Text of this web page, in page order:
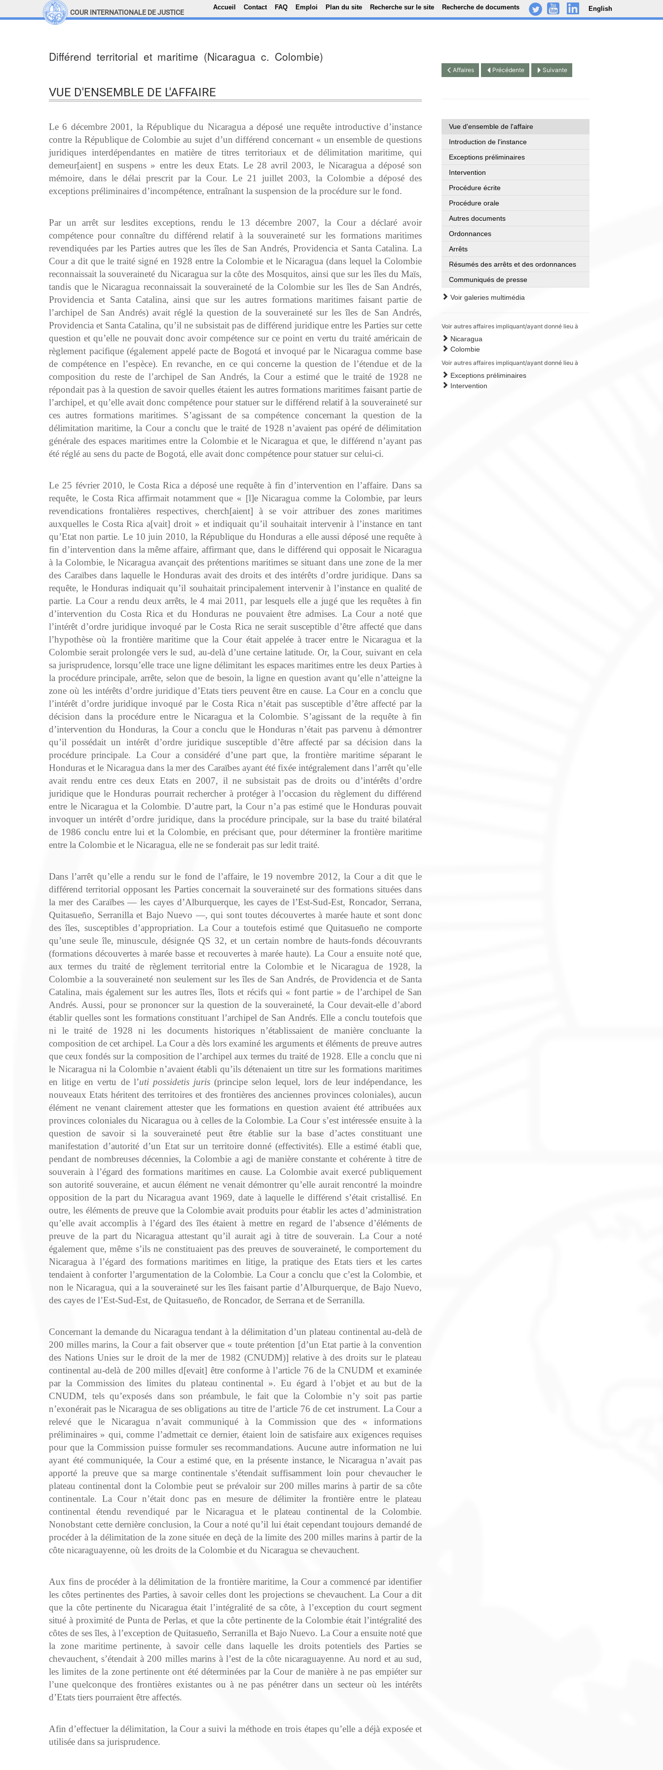
Aller au contenu principal
Top Menu
Accueil Contact FAQ Emploi Plan du site Recherche sur le site Recherche de documents
. - .. English
COUR INTERNATIONALE DE JUSTICE
Différend territorial et maritime (Nicaragua c. Colombie)
VUE D'ENSEMBLE DE L'AFFAIRE
Le 6 décembre 2001, la République du Nicaragua a déposé une requête introductive d’instance
contre la République de Colombie au sujet d’un différend concernant « un ensemble de questions
juridiques interdépendantes en matière de titres territoriaux et de délimitation maritime, qui
demeur[aient] en suspens » entre les deux Etats. Le 28 avril 2003, le Nicaragua a déposé son
mémoire, dans le délai prescrit par la Cour. Le 21 juillet 2003, la Colombie a déposé des
exceptions préliminaires d’incompétence, entraînant la suspension de la procédure sur le fond.
Par un arrêt sur lesdites exceptions, rendu le 13 décembre 2007, la Cour a déclaré avoir
compétence pour connaître du différend relatif à la souveraineté sur les formations maritimes
revendiquées par les Parties autres que les îles de San Andrés, Providencia et Santa Catalina. La
Cour a dit que le traité signé en 1928 entre la Colombie et le Nicaragua (dans lequel la Colombie
reconnaissait la souveraineté du Nicaragua sur la côte des Mosquitos, ainsi que sur les îles du Maïs,
tandis que le Nicaragua reconnaissait la souveraineté de la Colombie sur les îles de San Andrés,
Providencia et Santa Catalina, ainsi que sur les autres formations maritimes faisant partie de
l’archipel de San Andrés) avait réglé la question de la souveraineté sur les îles de San Andrés,
Providencia et Santa Catalina, qu’il ne subsistait pas de différend juridique entre les Parties sur cette
question et qu’elle ne pouvait donc avoir compétence sur ce point en vertu du traité américain de
règlement pacifique (également appelé pacte de Bogotá et invoqué par le Nicaragua comme base
de compétence en l’espèce). En revanche, en ce qui concerne la question de l’étendue et de la
composition du reste de l’archipel de San Andrés, la Cour a estimé que le traité de 1928 ne
répondait pas à la question de savoir quelles étaient les autres formations maritimes faisant partie de
l’archipel, et qu’elle avait donc compétence pour statuer sur le différend relatif à la souveraineté sur
ces autres formations maritimes. S’agissant de sa compétence concernant la question de la
délimitation maritime, la Cour a conclu que le traité de 1928 n’avaient pas opéré de délimitation
générale des espaces maritimes entre la Colombie et le Nicaragua et que, le différend n’ayant pas
été réglé au sens du pacte de Bogotá, elle avait donc compétence pour statuer sur celui‑ci.
Le 25 février 2010, le Costa Rica a déposé une requête à fin d’intervention en l’affaire. Dans sa
requête, le Costa Rica affirmait notamment que « [l]e Nicaragua comme la Colombie, par leurs
revendications frontalières respectives, cherch[aient] à se voir attribuer des zones maritimes
auxquelles le Costa Rica a[vait] droit » et indiquait qu’il souhaitait intervenir à l’instance en tant
qu’Etat non partie. Le 10 juin 2010, la République du Honduras a elle aussi déposé une requête à
fin d’intervention dans la même affaire, affirmant que, dans le différend qui opposait le Nicaragua
à la Colombie, le Nicaragua avançait des prétentions maritimes se situant dans une zone de la mer
des Caraïbes dans laquelle le Honduras avait des droits et des intérêts d’ordre juridique. Dans sa
requête, le Honduras indiquait qu’il souhaitait principalement intervenir à l’instance en qualité de
partie. La Cour a rendu deux arrêts, le 4 mai 2011, par lesquels elle a jugé que les requêtes à fin
d’intervention du Costa Rica et du Honduras ne pouvaient être admises. La Cour a noté que
l’intérêt d’ordre juridique invoqué par le Costa Rica ne serait susceptible d’être affecté que dans
l’hypothèse où la frontière maritime que la Cour était appelée à tracer entre le Nicaragua et la
Colombie serait prolongée vers le sud, au‑delà d’une certaine latitude. Or, la Cour, suivant en cela
sa jurisprudence, lorsqu’elle trace une ligne délimitant les espaces maritimes entre les deux Parties à
la procédure principale, arrête, selon que de besoin, la ligne en question avant qu’elle n’atteigne la
zone où les intérêts d’ordre juridique d’Etats tiers peuvent être en cause. La Cour en a conclu que
l’intérêt d’ordre juridique invoqué par le Costa Rica n’était pas susceptible d’être affecté par la
décision dans la procédure entre le Nicaragua et la Colombie. S’agissant de la requête à fin
d’intervention du Honduras, la Cour a conclu que le Honduras n’était pas parvenu à démontrer
qu’il possédait un intérêt d’ordre juridique susceptible d’être affecté par sa décision dans la
procédure principale. La Cour a considéré d’une part que, la frontière maritime séparant le
Honduras et le Nicaragua dans la mer des Caraïbes ayant été fixée intégralement dans l’arrêt qu’elle
avait rendu entre ces deux Etats en 2007, il ne subsistait pas de droits ou d’intérêts d’ordre
juridique que le Honduras pourrait rechercher à protéger à l’occasion du règlement du différend
entre le Nicaragua et la Colombie. D’autre part, la Cour n’a pas estimé que le Honduras pouvait
invoquer un intérêt d’ordre juridique, dans la procédure principale, sur la base du traité bilatéral
de 1986 conclu entre lui et la Colombie, en précisant que, pour déterminer la frontière maritime
entre la Colombie et le Nicaragua, elle ne se fonderait pas sur ledit traité.
Dans l’arrêt qu’elle a rendu sur le fond de l’affaire, le 19 novembre 2012, la Cour a dit que le
différend territorial opposant les Parties concernait la souveraineté sur des formations situées dans
la mer des Caraïbes — les cayes d’Alburquerque, les cayes de l’Est-Sud-Est, Roncador, Serrana,
Quitasueño, Serranilla et Bajo Nuevo —, qui sont toutes découvertes à marée haute et sont donc
des îles, susceptibles d’appropriation. La Cour a toutefois estimé que Quitasueño ne comporte
qu’une seule île, minuscule, désignée QS 32, et un certain nombre de hauts-fonds découvrants
(formations découvertes à marée basse et recouvertes à marée haute). La Cour a ensuite noté que,
aux termes du traité de règlement territorial entre la Colombie et le Nicaragua de 1928, la
Colombie a la souveraineté non seulement sur les îles de San Andrés, de Providencia et de Santa
Catalina, mais également sur les autres îles, îlots et récifs qui « font partie » de l’archipel de San
Andrés. Aussi, pour se prononcer sur la question de la souveraineté, la Cour devait‑elle d’abord
établir quelles sont les formations constituant l’archipel de San Andrés. Elle a conclu toutefois que
ni le traité de 1928 ni les documents historiques n’établissaient de manière concluante la
composition de cet archipel. La Cour a dès lors examiné les arguments et éléments de preuve autres
que ceux fondés sur la composition de l’archipel aux termes du traité de 1928. Elle a conclu que ni
le Nicaragua ni la Colombie n’avaient établi qu’ils détenaient un titre sur les formations maritimes
en litige en vertu de l’uti possidetis juris(principe selon lequel, lors de leur indépendance, les
nouveaux Etats héritent des territoires et des frontières des anciennes provinces coloniales), aucun
élément ne venant clairement attester que les formations en question avaient été attribuées aux
provinces coloniales du Nicaragua ou à celles de la Colombie. La Cour s’est intéressée ensuite à la
question de savoir si la souveraineté peut être établie sur la base d’actes constituant une
manifestation d’autorité d’un Etat sur un territoire donné (effectivités). Elle a estimé établi que,
pendant de nombreuses décennies, la Colombie a agi de manière constante et cohérente à titre de
souverain à l’égard des formations maritimes en cause. La Colombie avait exercé publiquement
son autorité souveraine, et aucun élément ne venait démontrer qu’elle aurait rencontré la moindre
opposition de la part du Nicaragua avant 1969, date à laquelle le différend s’était cristallisé. En
outre, les éléments de preuve que la Colombie avait produits pour établir les actes d’administration
qu’elle avait accomplis à l’égard des îles étaient à mettre en regard de l’absence d’éléments de
preuve de la part du Nicaragua attestant qu’il aurait agi à titre de souverain. La Cour a noté
également que, même s’ils ne constituaient pas des preuves de souveraineté, le comportement du
Nicaragua à l’égard des formations maritimes en litige, la pratique des Etats tiers et les cartes
tendaient à conforter l’argumentation de la Colombie. La Cour a conclu que c’est la Colombie, et
non le Nicaragua, qui a la souveraineté sur les îles faisant partie d’Alburquerque, de Bajo Nuevo,
des cayes de l’Est‑Sud‑Est, de Quitasueño, de Roncador, de Serrana et de Serranilla.
Concernant la demande du Nicaragua tendant à la délimitation d’un plateau continental au-delà de
200 milles marins, la Cour a fait observer que « toute prétention [d’un Etat partie à la convention
des Nations Unies sur le droit de la mer de 1982 (CNUDM)] relative à des droits sur le plateau
continental au‑delà de 200 milles d[evait] être conforme à l’article 76 de la CNUDM et examinée
par la Commission des limites du plateau continental ». Eu égard à l’objet et au but de la
CNUDM, tels qu’exposés dans son préambule, le fait que la Colombie n’y soit pas partie
n’exonérait pas le Nicaragua de ses obligations au titre de l’article 76 de cet instrument. La Cour a
relevé que le Nicaragua n’avait communiqué à la Commission que des « informations
préliminaires » qui, comme l’admettait ce dernier, étaient loin de satisfaire aux exigences requises
pour que la Commission puisse formuler ses recommandations. Aucune autre information ne lui
ayant été communiquée, la Cour a estimé que, en la présente instance, le Nicaragua n’avait pas
apporté la preuve que sa marge continentale s’étendait suffisamment loin pour chevaucher le
plateau continental dont la Colombie peut se prévaloir sur 200 milles marins à partir de sa côte
continentale. La Cour n’était donc pas en mesure de délimiter la frontière entre le plateau
continental étendu revendiqué par le Nicaragua et le plateau continental de la Colombie.
Nonobstant cette dernière conclusion, la Cour a noté qu’il lui était cependant toujours demandé de
procéder à la délimitation de la zone située en deçà de la limite des 200 milles marins à partir de la
côte nicaraguayenne, où les droits de la Colombie et du Nicaragua se chevauchent.
Aux fins de procéder à la délimitation de la frontière maritime, la Cour a commencé par identifier
les côtes pertinentes des Parties, à savoir celles dont les projections se chevauchent. La Cour a dit
que la côte pertinente du Nicaragua était l’intégralité de sa côte, à l’exception du court segment
situé à proximité de Punta de Perlas, et que la côte pertinente de la Colombie était l’intégralité des
côtes de ses îles, à l’exception de Quitasueño, Serranilla et Bajo Nuevo. La Cour a ensuite noté que
la zone maritime pertinente, à savoir celle dans laquelle les droits potentiels des Parties se
chevauchent, s’étendait à 200 milles marins à l’est de la côte nicaraguayenne. Au nord et au sud,
les limites de la zone pertinente ont été déterminées par la Cour de manière à ne pas empiéter sur
l’une quelconque des frontières existantes ou à ne pas pénétrer dans un secteur où les intérêts
d’Etats tiers pourraient être affectés.
Afin d’effectuer la délimitation, la Cour a suivi la méthode en trois étapes qu’elle a déjà exposée et
utilisée dans sa jurisprudence.
Affaires Précédente Suivante
Vue d'ensemble de l'affaire
Introduction de l'instance
Exceptions préliminaires
Intervention
Procédure écrite
Procédure orale
Autres documents
Ordonnances
Arrêts
Résumés des arrêts et des ordonnances
Communiqués de presse
Voir galeries multimédia
Voir autres affaires impliquant/ayant donné lieu à
Nicaragua
Colombie
Voir autres affaires impliquant/ayant donné lieu à
Exceptions préliminaires
Intervention
Top Menu